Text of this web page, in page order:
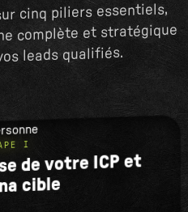
cinq piliers essentiels,
complète et stratégique
leads qualifiés.
I
de votre ICP et
cible